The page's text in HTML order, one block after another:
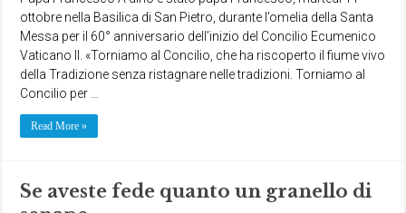
ottobre nella Basilica di San Pietro, durante l’omelia della Santa
Messa per il 60° anniversario dell’inizio del Concilio Ecumenico
Vaticano II. «Torniamo al Concilio, che ha riscoperto il fiume vivo
della Tradizione senza ristagnare nelle tradizioni. Torniamo al
Concilio per …
Read More »
Se aveste fede quanto un granello di